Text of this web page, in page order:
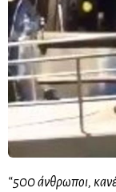
“500 άνθρωποι,